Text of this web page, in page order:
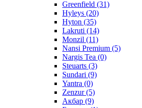
Greenfield (31)
Hyleys (20)
Hyton (35)
Lakruti (14)
Monzil (11)
Nansi Premium (5)
Nargis Tea (0)
Steuarts (3)
Sundari (9)
Yantra (0)
Zenzur(5)
Акбар (9)